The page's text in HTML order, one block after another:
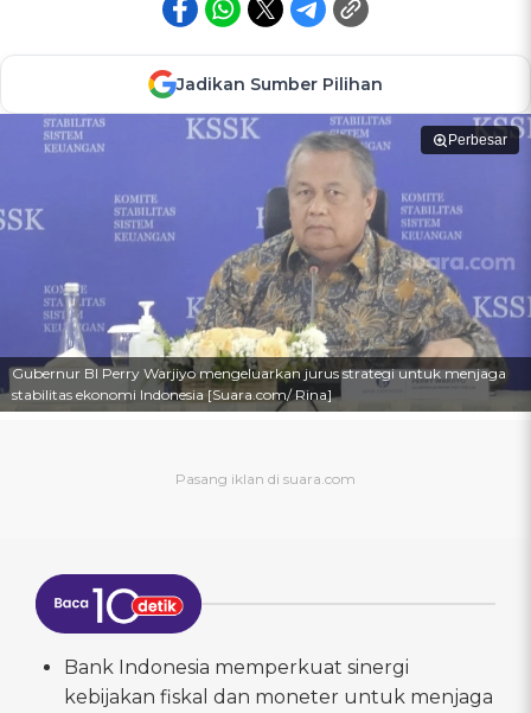
Jadikan Sumber Pilihan
Perbesar
Gubernur BI Perry Warjiyo mengeluarkan jurus strategi untuk menjaga
stabilitas ekonomi Indonesia [Suara.com/ Rina]
Bank Indonesia memperkuat sinergi
kebijakan fiskal dan moneter untuk menjaga